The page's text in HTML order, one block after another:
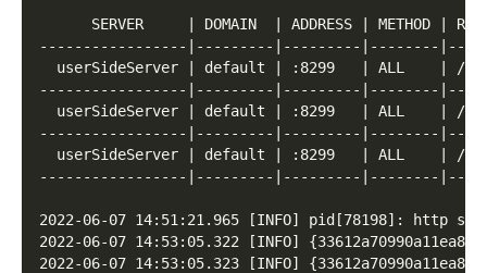
SERVER     | DOMAIN  | ADDRESS | METHOD |
-----------------|---------|---------|--------
userSideServer | default | :8299   | ALL    | /
-----------------|---------|---------|--------
userSideServer | default | :8299   | ALL    | /
-----------------|---------|---------|--------
userSideServer | default | :8299   | ALL    | /
-----------------|---------|---------|--------
2022-06-07 14:51:21.965 [INFO] pid[78198]: http
2022-06-07 14:53:05.322 [INFO]
2022-06-07 14:53:05.323 [INFO]